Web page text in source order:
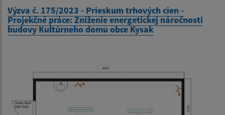
Výzva č. 175/2023 - Prieskum trhových cien -
Projekčné práce: Zníženie energetickej náročnosti
budovy Kultúrneho domu obce Kysak